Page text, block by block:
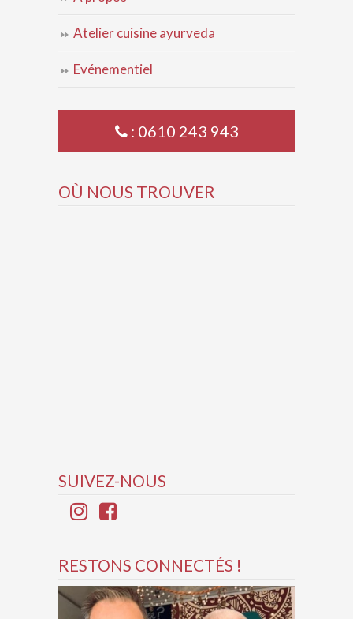
Atelier cuisine ayurveda
Evénementiel
: 0610 243 943
OÙ NOUS TROUVER
SUIVEZ-NOUS
RESTONS CONNECTÉS !